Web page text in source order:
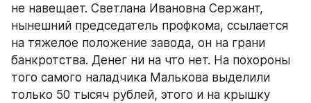
не навещает. Светлана Ивановна Сержант,
нынешний председатель профкома, ссылается
на тяжелое положение завода, он на грани
банкротства. Денег ни на что нет. На похороны
того самого наладчика Малькова выделили
только 50 тысяч рублей, этого и на крышку